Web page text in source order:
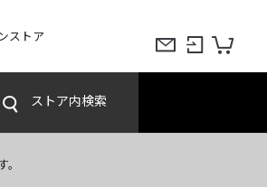
ストア
ストア内検索